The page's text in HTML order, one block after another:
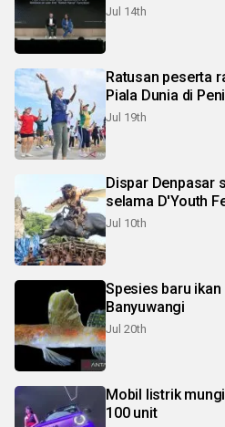
Jul 14th
Ratusan peserta
Piala Dunia di
Jul 19th
Dispar Denpasar
selama D'Youth
Jul 10th
Spesies baru
Banyuwangi
Jul 20th
Mobil listrik
100 unit